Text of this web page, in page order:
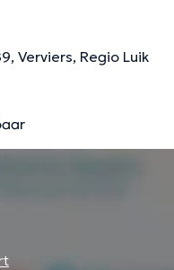
Verviers, Regio Luik